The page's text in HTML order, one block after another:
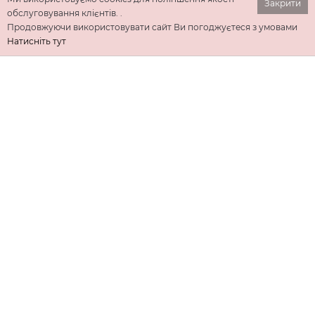
Закрити
обслуговування клієнтів. .
Продовжуючи використовувати сайт Ви погоджуєтеся з умовами
Натисніть тут